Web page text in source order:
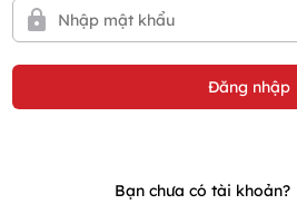
Bạn chưa có tài khoản?